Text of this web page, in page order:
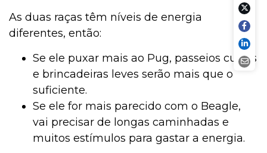
As duas raças têm níveis de energia
diferentes, então:
Se ele puxar mais ao Pug, passeios curtos
e brincadeiras leves serão mais que o
suficiente.
Se ele for mais parecido com o Beagle,
vai precisar de longas caminhadas e
muitos estímulos para gastar a energia.